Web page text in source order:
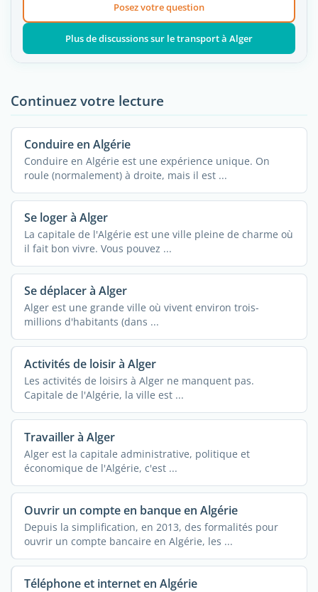
Posez votre question
Plus de discussions sur le transport à Alger
Continuez votre lecture
Conduire en Algérie
Conduire en Algérie est une expérience unique. On
roule (normalement) à droite, mais il est ...
Se loger à Alger
La capitale de l'Algérie est une ville pleine de charme où
il fait bon vivre. Vous pouvez ...
Se déplacer à Alger
Alger est une grande ville où vivent environ trois-
millions d'habitants (dans ...
Activités de loisir à Alger
Les activités de loisirs à Alger ne manquent pas.
Capitale de l'Algérie, la ville est ...
Travailler à Alger
Alger est la capitale administrative, politique et
économique de l'Algérie, c'est ...
Ouvrir un compte en banque en Algérie
Depuis la simplification, en 2013, des formalités pour
ouvrir un compte bancaire en Algérie, les ...
Téléphone et internet en Algérie